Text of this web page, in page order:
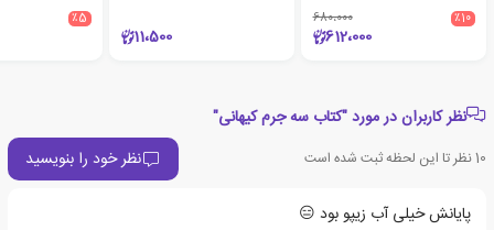
٪10 680،000
612،000 11،500
٪5
نظر کاربران در مورد "کتاب سه جرم کیهانی"
10نظر تا این لحظه ثبت شده است نظر خود را بنویسید
پایانش خیلی آب زیپو بود 😑